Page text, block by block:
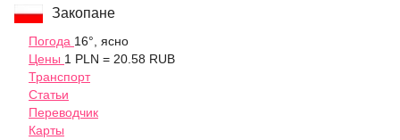
Закопане
Погода 16°, ясно
Цены 1 PLN = 20.58 RUB
Транспорт
Статьи
Переводчик
Карты